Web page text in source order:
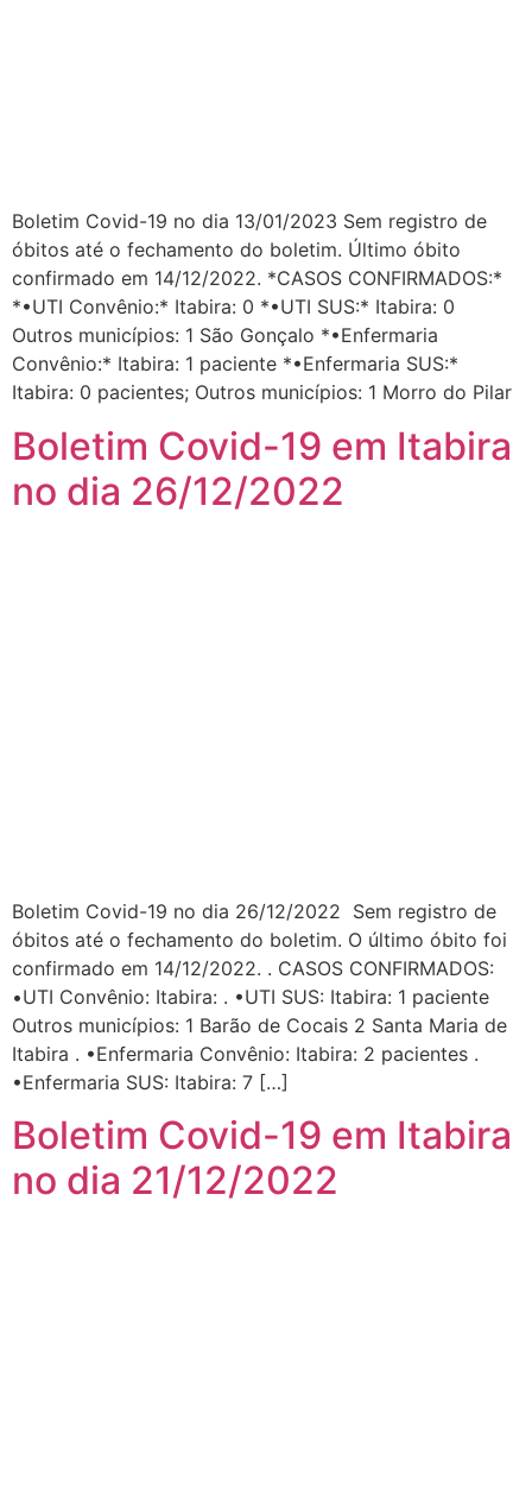
Boletim Covid-19 no dia 13/01/2023 Sem registro de
óbitos até o fechamento do boletim. Último óbito
confirmado em 14/12/2022. *CASOS CONFIRMADOS:*
*•UTI Convênio:* Itabira: 0 *•UTI SUS:* Itabira: 0
Outros municípios: 1 São Gonçalo *•Enfermaria
Convênio:* Itabira: 1 paciente *•Enfermaria SUS:*
Itabira: 0 pacientes; Outros municípios: 1 Morro do Pilar
Boletim Covid-19 em Itabira
no dia 26/12/2022
Boletim Covid-19 no dia 26/12/2022 Sem registro de
óbitos até o fechamento do boletim. O último óbito foi
confirmado em 14/12/2022. . CASOS CONFIRMADOS:
•UTI Convênio: Itabira: . •UTI SUS: Itabira: 1 paciente
Outros municípios: 1 Barão de Cocais 2 Santa Maria de
Itabira . •Enfermaria Convênio: Itabira: 2 pacientes .
•Enfermaria SUS: Itabira: 7 […]
Boletim Covid-19 em Itabira
no dia 21/12/2022